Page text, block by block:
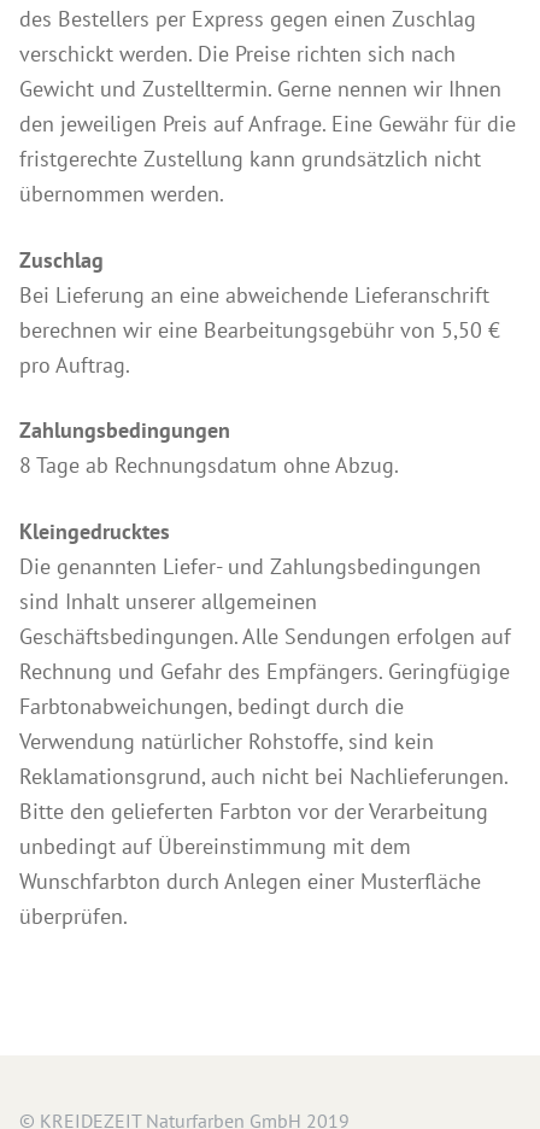
des Bestellers per Express gegen einen Zuschlag
verschickt werden. Die Preise richten sich nach
Gewicht und Zustelltermin. Gerne nennen wir Ihnen
den jeweiligen Preis auf Anfrage. Eine Gewähr für die
fristgerechte Zustellung kann grundsätzlich nicht
übernommen werden.
Zuschlag
Bei Lieferung an eine abweichende Lieferanschrift
berechnen wir eine Bearbeitungsgebühr von 5,50 €
pro Auftrag.
Zahlungsbedingungen
8 Tage ab Rechnungsdatum ohne Abzug.
Kleingedrucktes
Die genannten Liefer- und Zahlungsbedingungen
sind Inhalt unserer allgemeinen
Geschäftsbedingungen. Alle Sendungen erfolgen auf
Rechnung und Gefahr des Empfängers. Geringfügige
Farbtonabweichungen, bedingt durch die
Verwendung natürlicher Rohstoffe, sind kein
Reklamationsgrund, auch nicht bei Nachlieferungen.
Bitte den gelieferten Farbton vor der Verarbeitung
unbedingt auf Übereinstimmung mit dem
Wunschfarbton durch Anlegen einer Musterfläche
überprüfen.
© KREIDEZEIT Naturfarben GmbH 2019